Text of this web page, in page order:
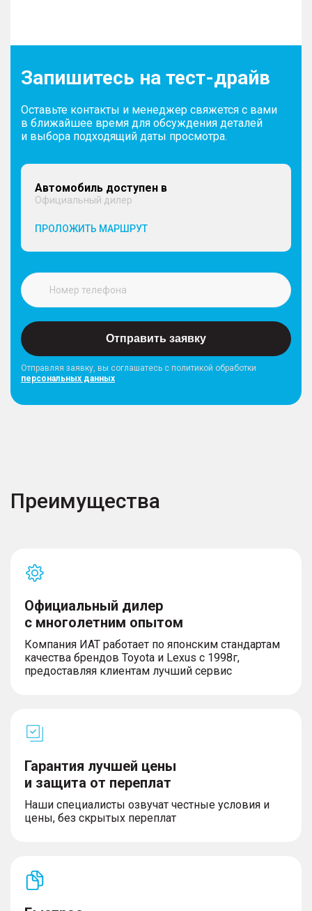
Запишитесь на тест-драйв
Оставьте контакты и менеджер свяжется с вами
в ближайшее время для обсуждения деталей
и выбора подходящий даты просмотра.
Автомобиль доступен в
Официальный дилер
ПРОЛОЖИТЬ МАРШРУТ
Отправить заявку
Отправляя заявку, вы соглашатесь с политикой обработки
персональных данных
Преимущества
Официальный дилер
с многолетним опытом
Компания ИАТ работает по японским стандартам
качества брендов Toyota и Lexus с 1998г,
предоставляя клиентам лучший сервис
Гарантия лучшей цены
и защита от переплат
Наши специалисты озвучат честные условия и
цены, без скрытых переплат